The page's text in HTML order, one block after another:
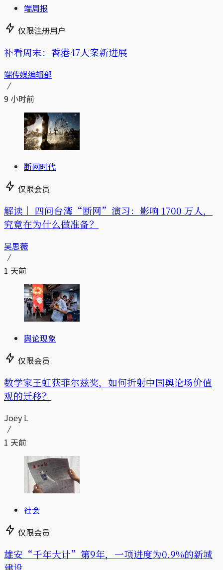
端周报
仅限注册用户
补看周末：香港47人案新进展
端传媒编辑部
9 小时前
断网时代
仅限会员
解读｜ 四问台湾“断网”演习：影响 1700 万人，
究竟在为什么做准备？
吴思薇
1 天前
舆论现象
仅限会员
数学家王虹获菲尔兹奖，如何折射中国舆论场价值
观的迁移？
Joey L
1 天前
社会
仅限会员
雄安“千年大计”第9年，一项进度为0.9%的新城